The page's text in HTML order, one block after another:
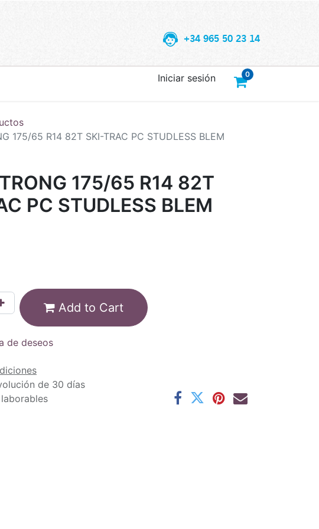
+34 965 50 23 14
0
Iniciar sesión
175/65 R14 82T SKI-TRAC PC STUDLESS BLEM
175/65 R14 82T
PC STUDLESS BLEM
Add to Cart
de deseos
de 30 días